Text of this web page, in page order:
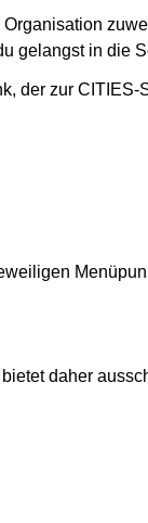
gelangst in die
der zur
daher